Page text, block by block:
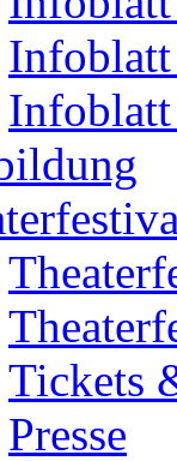
Infoblatt
Tickets
Presse